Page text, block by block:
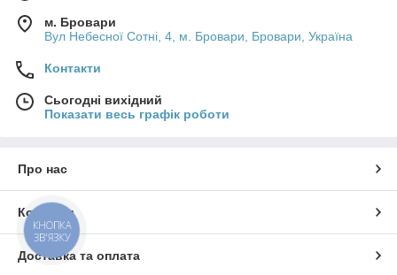
м. Бровари
Вул Небесної Сотні, 4, м. Бровари, Бровари, Україна
Контакти
Сьогодні вихідний
Показати весь графік роботи
Про нас
Контакти
Доставка та оплата
КНОПКА
ЗВ'ЯЗКУ